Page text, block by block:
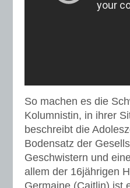
So machen es die
Kolumnistin, in ihrer
beschreibt die
Bodensatz der
Geschwistern und
allem der 16jährigen
Germaine (Caitlin) ist